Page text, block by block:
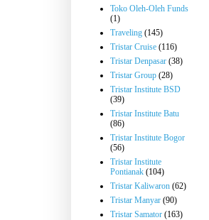
Toko Oleh-Oleh Funds
(1)
Traveling (145)
Tristar Cruise (116)
Tristar Denpasar (38)
Tristar Group (28)
Tristar Institute BSD
(39)
Tristar Institute Batu
(86)
Tristar Institute Bogor
(56)
Tristar Institute
Pontianak (104)
Tristar Kaliwaron (62)
Tristar Manyar (90)
Tristar Samator (163)